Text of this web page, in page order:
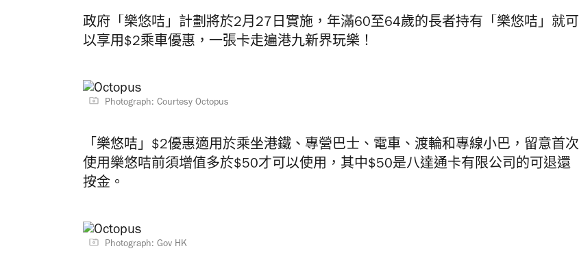
政府「樂悠咭」計劃將於2月27日實施，年滿60至64歲的長者持有「樂悠咭」就可
以享用$2乘車優惠，一張卡走遍港九新界玩樂！
Photograph: Courtesy Octopus
「樂悠咭」$2優惠適用於乘坐港鐵、專營巴士、電車、渡輪和專線小巴，留意首次
使用樂悠咭前須增值多於$50才可以使用，其中$50是八達通卡有限公司的可退還
按金。
Photograph: Gov HK